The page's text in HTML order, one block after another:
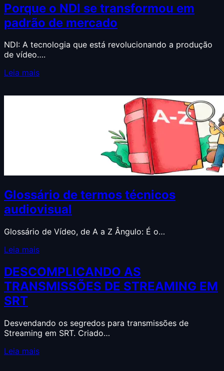
Porque o NDI se transformou em
padrão de mercado
NDI: A tecnologia que está revolucionando a produção
de vídeo….
Leia mais
Glossário de termos técnicos
audiovisual
Glossário de Vídeo, de A a Z Ângulo: É o…
Leia mais
DESCOMPLICANDO AS
TRANSMISSÕES DE STREAMING EM
SRT
Desvendando os segredos para transmissões de
Streaming em SRT. Criado…
Leia mais